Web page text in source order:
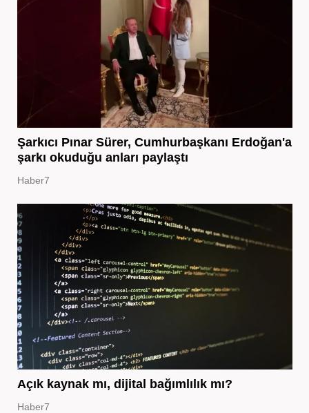
Şarkıcı Pınar Sürer, Cumhurbaşkanı Erdoğan'a
şarkı okuduğu anları paylaştı
Haber7
Açık kaynak mı, dijital bağımlılık mı?
Haber7